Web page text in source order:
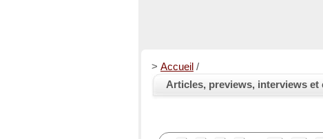
> Accueil /
Articles, previews, interviews et